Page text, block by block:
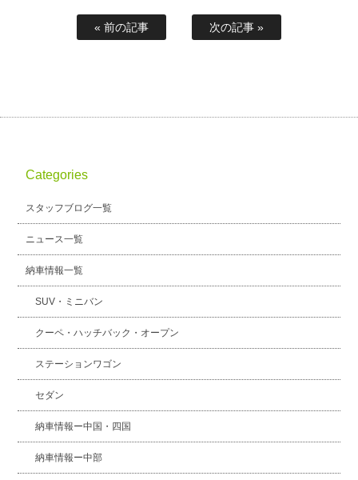
« 前の記事 次の記事 »
Categories
スタッフブログ一覧
ニュース一覧
納車情報一覧
SUV・ミニバン
クーペ・ハッチバック・オープン
ステーションワゴン
セダン
納車情報ー中国・四国
納車情報ー中部